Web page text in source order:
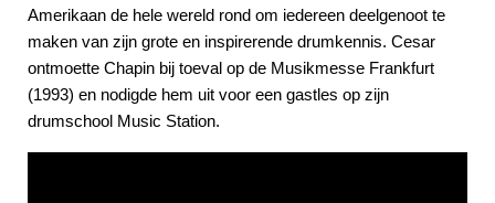
Amerikaan de hele wereld rond om iedereen deelgenoot te
maken van zijn grote en inspirerende drumkennis. Cesar
ontmoette Chapin bij toeval op de Musikmesse Frankfurt
(1993) en nodigde hem uit voor een gastles op zijn
drumschool Music Station.